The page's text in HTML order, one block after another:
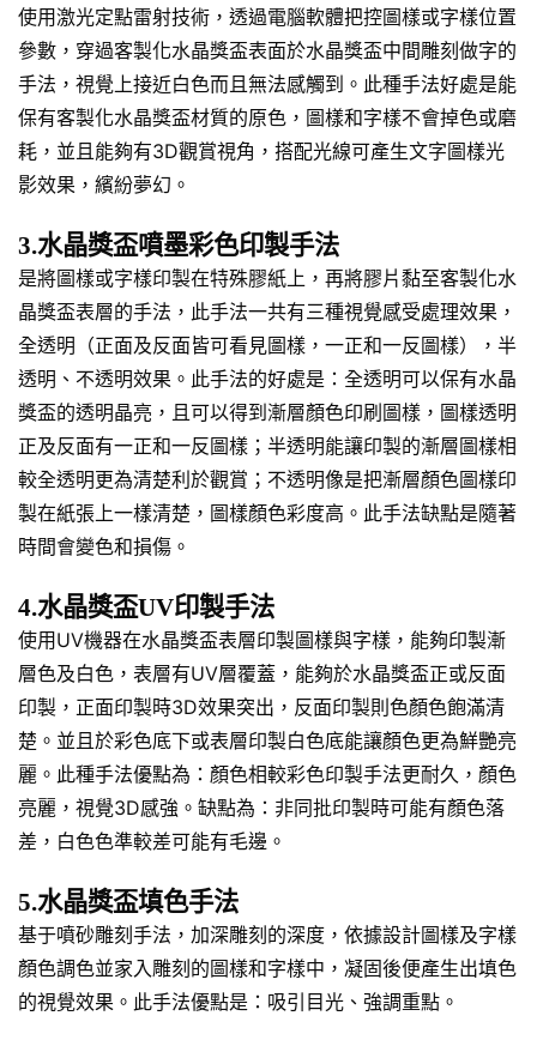
使用激光定點雷射技術，透過電腦軟體把控圖樣或字樣位置
參數，穿過客製化水晶獎盃表面於水晶獎盃中間雕刻做字的
手法，視覺上接近白色而且無法感觸到。此種手法好處是能
保有客製化水晶獎盃材質的原色，圖樣和字樣不會掉色或磨
耗，並且能夠有3D觀賞視角，搭配光線可產生文字圖樣光
影效果，繽紛夢幻。
3.水晶獎盃噴墨彩色印製手法
是將圖樣或字樣印製在特殊膠紙上，再將膠片黏至客製化水
晶獎盃表層的手法，此手法一共有三種視覺感受處理效果，
全透明（正面及反面皆可看見圖樣，一正和一反圖樣），半
透明、不透明效果。此手法的好處是：全透明可以保有水晶
獎盃的透明晶亮，且可以得到漸層顏色印刷圖樣，圖樣透明
正及反面有一正和一反圖樣；半透明能讓印製的漸層圖樣相
較全透明更為清楚利於觀賞；不透明像是把漸層顏色圖樣印
製在紙張上一樣清楚，圖樣顏色彩度高。此手法缺點是隨著
時間會變色和損傷。
4.水晶獎盃UV印製手法
使用UV機器在水晶獎盃表層印製圖樣與字樣，能夠印製漸
層色及白色，表層有UV層覆蓋，能夠於水晶獎盃正或反面
印製，正面印製時3D效果突出，反面印製則色顏色飽滿清
楚。並且於彩色底下或表層印製白色底能讓顏色更為鮮艷亮
麗。此種手法優點為：顏色相較彩色印製手法更耐久，顏色
亮麗，視覺3D感強。缺點為：非同批印製時可能有顏色落
差，白色色準較差可能有毛邊。
5.水晶獎盃填色手法
基于噴砂雕刻手法，加深雕刻的深度，依據設計圖樣及字樣
顏色調色並家入雕刻的圖樣和字樣中，凝固後便產生出填色
的視覺效果。此手法優點是：吸引目光、強調重點。